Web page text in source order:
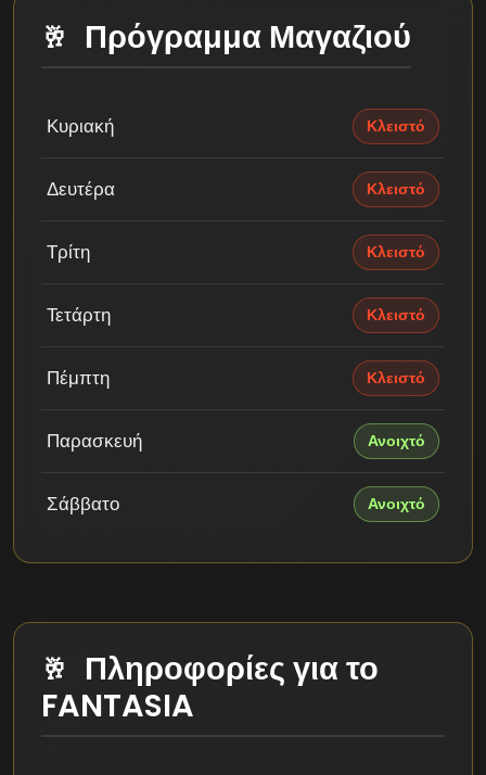
Πρόγραμμα Μαγαζιού
Κυριακή Κλειστό
Δευτέρα Κλειστό
Τρίτη Κλειστό
Τετάρτη Κλειστό
Πέμπτη Κλειστό
Παρασκευή Ανοιχτό
Σάββατο Ανοιχτό
Πληροφορίες για το
FANTASIA